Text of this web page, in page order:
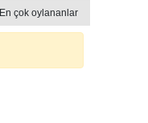
En çok oylananlar